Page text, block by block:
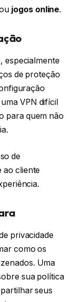
jogos online.
especialmente
de proteção
VPN difícil
para quem não
de
ao cliente
privacidade
como os
Uma
sua política
seus